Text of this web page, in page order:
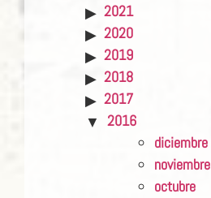
2021
2020
2019
2018
2017
2016
diciembre
noviembre
octubre